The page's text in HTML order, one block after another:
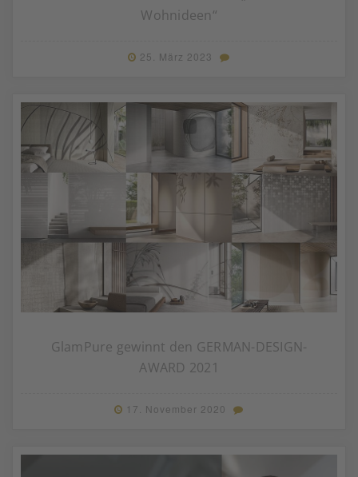
Wohnideen“
25. März 2023
GlamPure gewinnt den GERMAN-DESIGN-
AWARD 2021
17. November 2020